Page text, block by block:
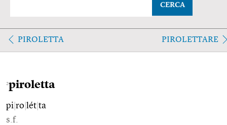
CERCA
PIROLETTA PIROLETTARE
2piroletta
pi ro lét ta
s.f.